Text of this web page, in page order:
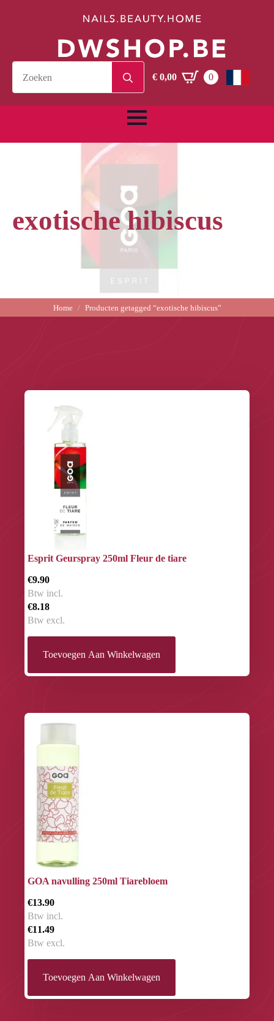
for:€0,00 0
exotische hibiscus
Home Producten getagged “exotische hibiscus”
Esprit Geurspray 250ml Fleur de tiare
€9.90
Btw incl.
€8.18
Btw excl.
Toevoegen Aan Winkelwagen
GOA navulling 250ml Tiarebloem
€13.90
Btw incl.
€11.49
Btw excl.
Toevoegen Aan Winkelwagen